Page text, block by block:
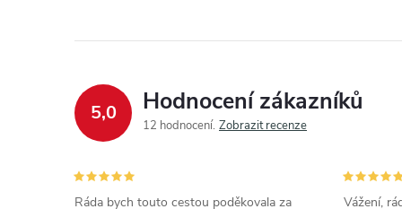
5,0 Hodnocení zákazníků
12 hodnocení Zobrazit recenze
Ráda bych touto cestou poděkovala za
Vážení,